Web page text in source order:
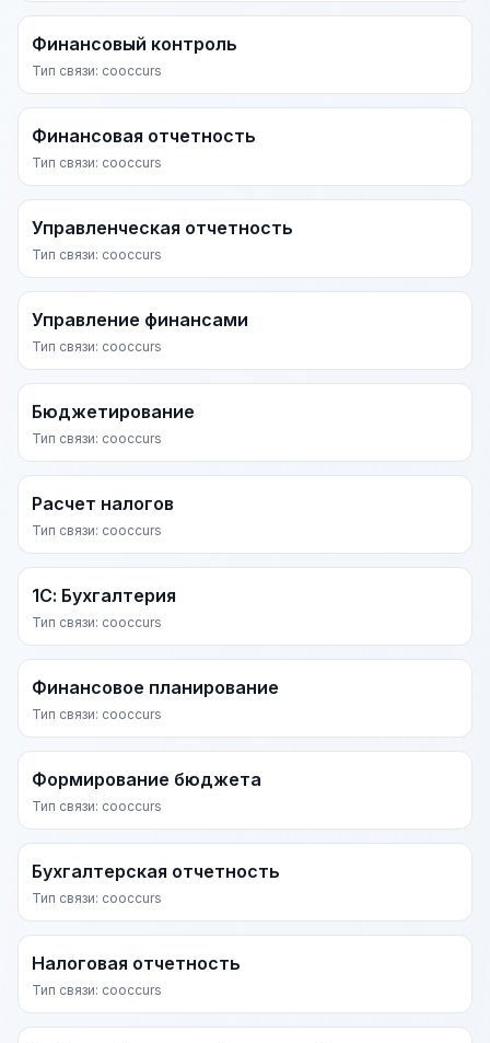
Финансовый контроль
Тип связи: cooccurs
Финансовая отчетность
Тип связи: cooccurs
Управленческая отчетность
Тип связи: cooccurs
Управление финансами
Тип связи: cooccurs
Бюджетирование
Тип связи: cooccurs
Расчет налогов
Тип связи: cooccurs
1С: Бухгалтерия
Тип связи: cooccurs
Финансовое планирование
Тип связи: cooccurs
Формирование бюджета
Тип связи: cooccurs
Бухгалтерская отчетность
Тип связи: cooccurs
Налоговая отчетность
Тип связи: cooccurs